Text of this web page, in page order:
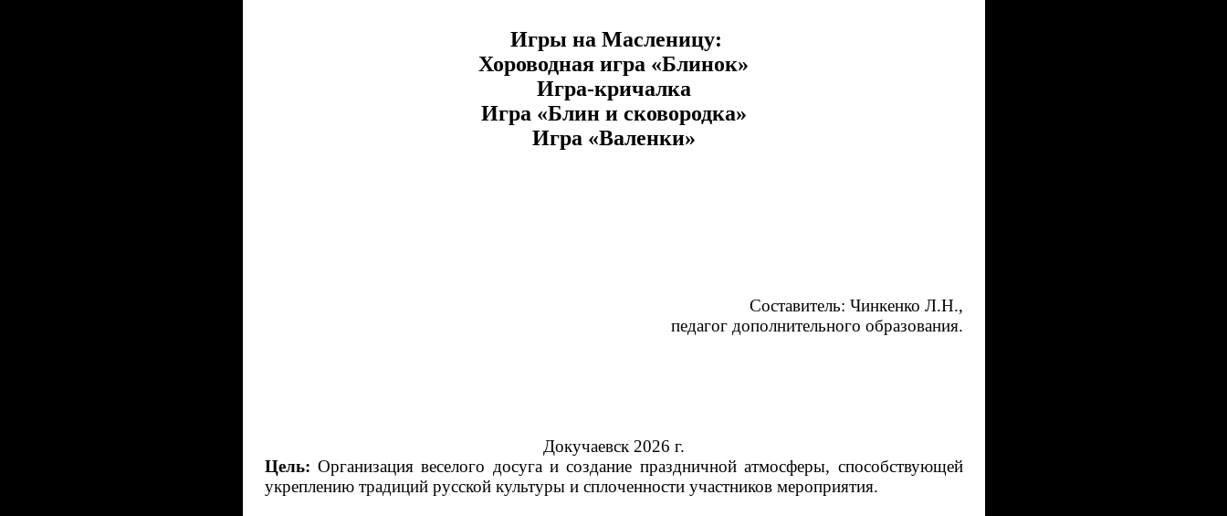
Игры на Масленицу:
Хороводная игра «Блинок»
Игра-кричалка
Игра «Блин и сковородка»
Игра «Валенки»
Составитель: Чинкенко Л.Н.,
педагог дополнительного образования.
Докучаевск 2026 г.
Цель: Организация веселого досуга и создание праздничной атмосферы, способствующей
укреплению традиций русской культуры и сплоченности участников мероприятия.